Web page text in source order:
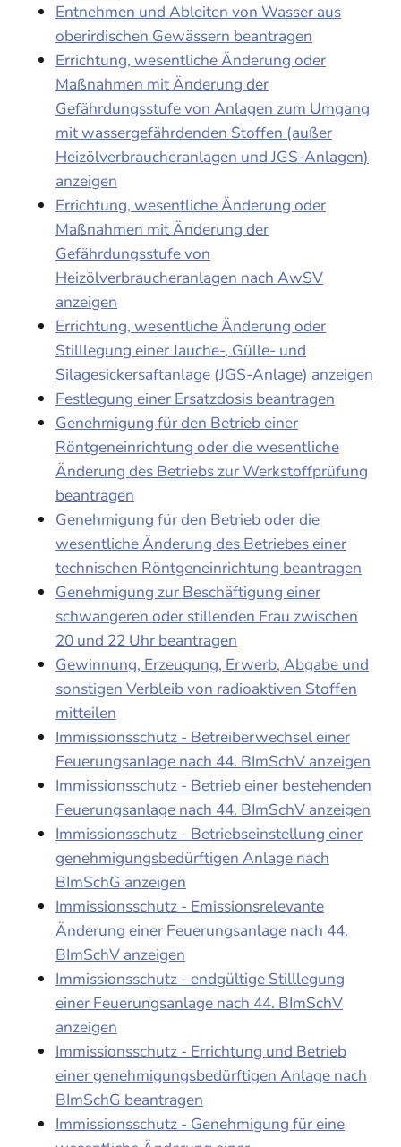
Entnehmen und Ableiten von Wasser aus
oberirdischen Gewässern beantragen
Errichtung, wesentliche Änderung oder
Maßnahmen mit Änderung der
Gefährdungsstufe von Anlagen zum Umgang
mit wassergefährdenden Stoffen (außer
Heizölverbraucheranlagen und JGS-Anlagen)
anzeigen
Errichtung, wesentliche Änderung oder
Maßnahmen mit Änderung der
Gefährdungsstufe von
Heizölverbraucheranlagen nach AwSV
anzeigen
Errichtung, wesentliche Änderung oder
Stilllegung einer Jauche-, Gülle- und
Silagesickersaftanlage (JGS-Anlage) anzeigen
Festlegung einer Ersatzdosis beantragen
Genehmigung für den Betrieb einer
Röntgeneinrichtung oder die wesentliche
Änderung des Betriebs zur Werkstoffprüfung
beantragen
Genehmigung für den Betrieb oder die
wesentliche Änderung des Betriebes einer
technischen Röntgeneinrichtung beantragen
Genehmigung zur Beschäftigung einer
schwangeren oder stillenden Frau zwischen
20 und 22 Uhr beantragen
Gewinnung, Erzeugung, Erwerb, Abgabe und
sonstigen Verbleib von radioaktiven Stoffen
mitteilen
Immissionsschutz - Betreiberwechsel einer
Feuerungsanlage nach 44. BImSchV anzeigen
Immissionsschutz - Betrieb einer bestehenden
Feuerungsanlage nach 44. BImSchV anzeigen
Immissionsschutz - Betriebseinstellung einer
genehmigungsbedürftigen Anlage nach
BImSchG anzeigen
Immissionsschutz - Emissionsrelevante
Änderung einer Feuerungsanlage nach 44.
BImSchV anzeigen
Immissionsschutz - endgültige Stilllegung
einer Feuerungsanlage nach 44. BImSchV
anzeigen
Immissionsschutz - Errichtung und Betrieb
einer genehmigungsbedürftigen Anlage nach
BImSchG beantragen
Immissionsschutz - Genehmigung für eine